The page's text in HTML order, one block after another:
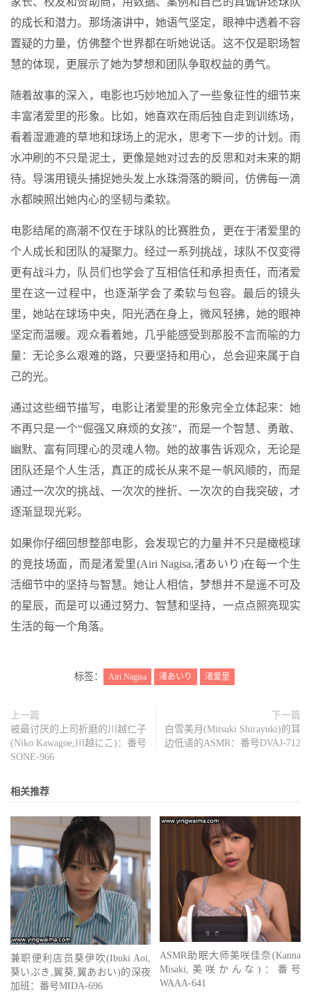
的成长和潜力。那场演讲中，她语气坚定，眼神中透着不容
置疑的力量，仿佛整个世界都在听她说话。这不仅是职场智
慧的体现，更展示了她为梦想和团队争取权益的勇气。
随着故事的深入，电影也巧妙地加入了一些象征性的细节来
丰富渚爱里的形象。比如，她喜欢在雨后独自走到训练场，
看着湿漉漉的草地和球场上的泥水，思考下一步的计划。雨
水冲刷的不只是泥土，更像是她对过去的反思和对未来的期
待。导演用镜头捕捉她头发上水珠滑落的瞬间，仿佛每一滴
水都映照出她内心的坚韧与柔软。
电影结尾的高潮不仅在于球队的比赛胜负，更在于渚爱里的
个人成长和团队的凝聚力。经过一系列挑战，球队不仅变得
更有战斗力，队员们也学会了互相信任和承担责任，而渚爱
里在这一过程中，也逐渐学会了柔软与包容。最后的镜头
里，她站在球场中央，阳光洒在身上，微风轻拂，她的眼神
坚定而温暖。观众看着她，几乎能感受到那股不言而喻的力
量：无论多么艰难的路，只要坚持和用心，总会迎来属于自
己的光。
通过这些细节描写，电影让渚爱里的形象完全立体起来：她
不再只是一个“倔强又麻烦的女孩”，而是一个智慧、勇敢、
幽默、富有同理心的灵魂人物。她的故事告诉观众，无论是
团队还是个人生活，真正的成长从来不是一帆风顺的，而是
通过一次次的挑战、一次次的挫折、一次次的自我突破，才
逐渐显现光彩。
如果你仔细回想整部电影，会发现它的力量并不只是橄榄球
的竞技场面，而是渚爱里(Airi Nagisa,渚あいり)在每一个生
活细节中的坚持与智慧。她让人相信，梦想并不是遥不可及
的星辰，而是可以通过努力、智慧和坚持，一点点照亮现实
生活的每一个角落。
标签： Airi Nagisa 渚あいり 渚爱里
上一篇
被最讨厌的上司折磨的川越仁子
(Niko Kawagoe,川越にこ)：番号
SONE-966
下一篇
白雪美月(Mitsuki Shirayuki)的耳
边低语的ASMR：番号DVAJ-712
相关推荐
兼职便利店员葵伊吹(Ibuki Aoi,
葵いぶき,翼葵,翼あおい)的深夜
加班：番号MIDA-696
ASMR助眠大师美咲佳奈(Kanna
Misaki,美咲かんな)：番号
WAAA-641